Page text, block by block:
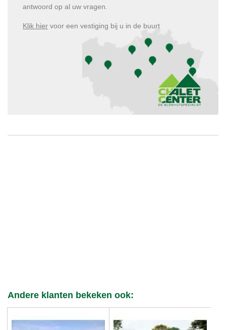
antwoord op al uw vragen.
Klik hier voor een vestiging bij u in de buurt
Andere klanten bekeken ook: